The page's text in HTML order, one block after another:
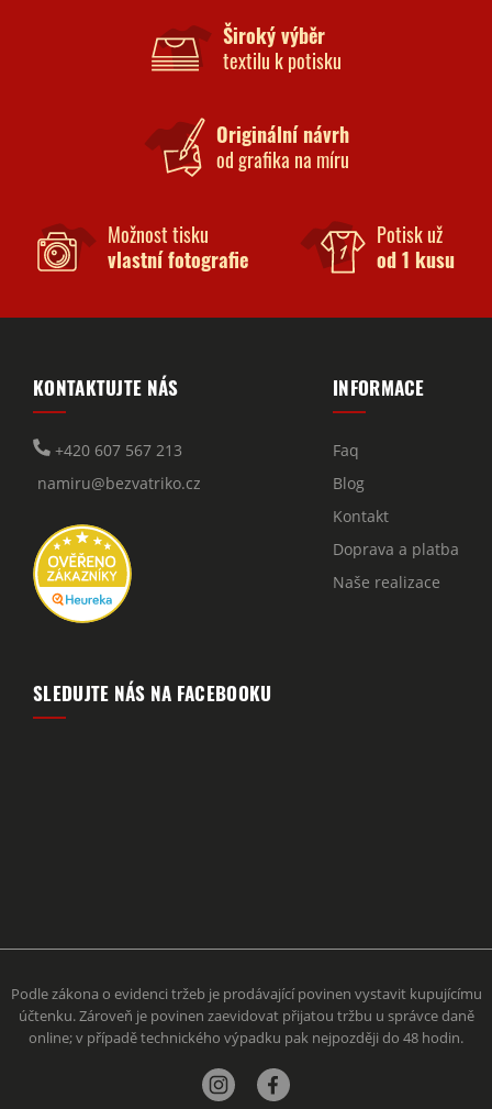
Široký výběr
textilu k potisku
Originální návrh
od grafika na míru
Možnost tisku
vlastní fotografie
Potisk už
od 1 kusu
KONTAKTUJTE NÁS
+420 607 567 213
namiru@bezvatriko.cz
INFORMACE
Faq
Blog
Kontakt
Doprava a platba
Naše realizace
SLEDUJTE NÁS NA FACEBOOKU
Podle zákona o evidenci tržeb je prodávající povinen vystavit kupujícímu
účtenku. Zároveň je povinen zaevidovat přijatou tržbu u správce daně
online; v případě technického výpadku pak nejpozději do 48 hodin.